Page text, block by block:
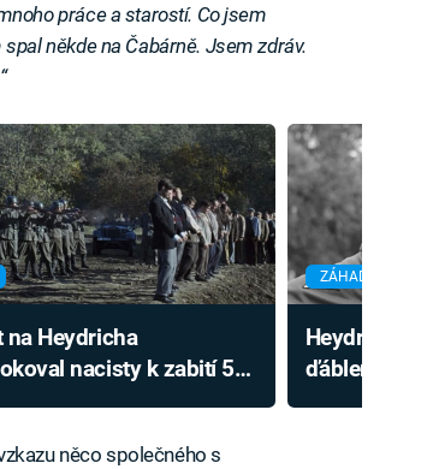
práce a starostí. Co jsem
někde na Čabárně. Jsem zdráv.
na Heydricha
nacisty k zabití 5
ZÁHADY A
Heydrich
ďáblem.
něco společného s